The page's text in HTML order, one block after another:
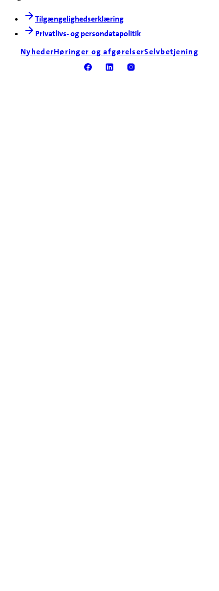
Tilgængelighedserklæring
Privatlivs- og persondatapolitik
NyhederHøringer og afgørelserSelvbetjening